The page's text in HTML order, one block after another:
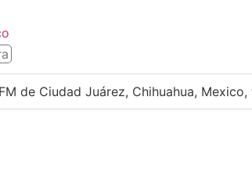
de Ciudad Juárez, Chihuahua,